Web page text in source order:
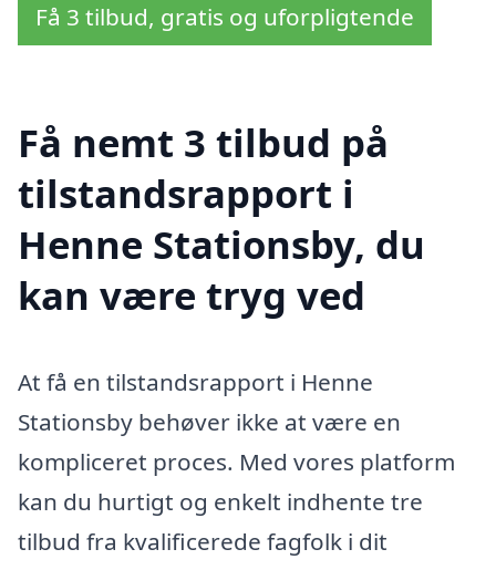
Få 3 tilbud, gratis og uforpligtende
Få nemt 3 tilbud på
tilstandsrapport i
Henne Stationsby, du
kan være tryg ved
At få en tilstandsrapport i Henne
Stationsby behøver ikke at være en
kompliceret proces. Med vores platform
kan du hurtigt og enkelt indhente tre
tilbud fra kvalificerede fagfolk i dit